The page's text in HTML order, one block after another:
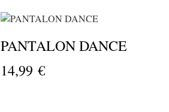
PANTALON DANCE
14,99 €